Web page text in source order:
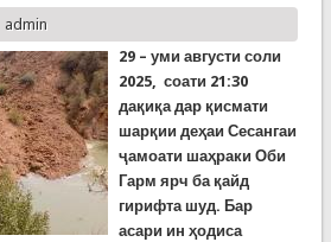
admin
29 – уми августи соли
2025, соати 21:30
дақиқа дар қисмати
шарқии деҳаи Сесангаи
ҷамоати шаҳраки Оби
Гарм ярч ба қайд
гирифта шуд. Бар
асари ин ҳодиса